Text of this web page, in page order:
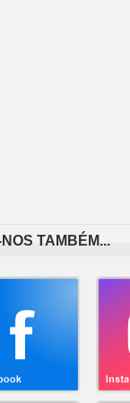
TAMBÉM...